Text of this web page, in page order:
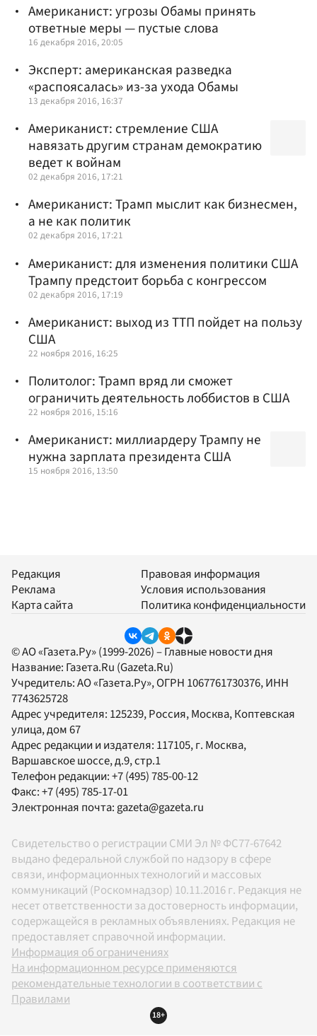
Американист: угрозы Обамы принять
ответные меры — пустые слова
16 декабря 2016, 20:05
Эксперт: американская разведка
«распоясалась» из-за ухода Обамы
13 декабря 2016, 16:37
Американист: стремление США
навязать другим странам демократию
ведет к войнам
02 декабря 2016, 17:21
Американист: Трамп мыслит как бизнесмен,
а не как политик
02 декабря 2016, 17:21
Американист: для изменения политики США
Трампу предстоит борьба с конгрессом
02 декабря 2016, 17:19
Американист: выход из ТТП пойдет на пользу
США
22 ноября 2016, 16:25
Политолог: Трамп вряд ли сможет
ограничить деятельность лоббистов в США
22 ноября 2016, 15:16
Американист: миллиардеру Трампу не
нужна зарплата президента США
15 ноября 2016, 13:50
Редакция
Реклама
Карта сайта
Правовая информация
Условия использования
Политика конфиденциальности
© АО «Газета.Ру» (1999-2026) – Главные новости дня
Название: Газета.Ru (Gazeta.Ru)
Учредитель:АО «Газета.Ру», ОГРН 1067761730376, ИНН
7743625728
Адрес учредителя: 125239, Россия, Москва, Коптевская
улица, дом 67
Адрес редакции и издателя: 117105, г. Москва,
Варшавское шоссе, д.9, стр.1
Телефон редакции:+7 (495) 785-00-12
Факс:+7 (495) 785-17-01
Электронная почта:gazeta@gazeta.ru
Свидетельство о регистрации СМИ Эл № ФС77-67642
выдано федеральной службой по надзору в сфере
связи, информационных технологий и массовых
коммуникаций (Роскомнадзор) 10.11.2016 г. Редакция не
несет ответственности за достоверность информации,
содержащейся в рекламных объявлениях. Редакция не
предоставляет справочной информации.
Информация об ограничениях
На информационном ресурсе применяются
рекомендательные технологии в соответствии с
Правилами
18+